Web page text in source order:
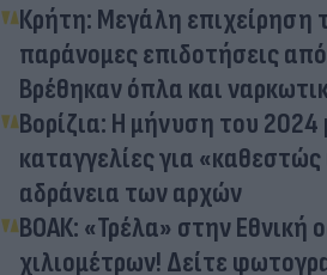
Κρήτη: Μεγάλη επιχείρηση
παράνομες επιδοτήσεις
Βρέθηκαν όπλα και
Βορίζια: Η μήνυση του 2024
καταγγελίες για
αδράνεια των αρχών
ΒΟΑΚ: «Τρέλα» στην Εθνική
χιλιομέτρων! Δείτε